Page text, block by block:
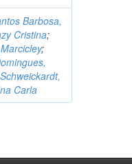
Barbosa,
Cristina;
;
Schweickardt,
Carla